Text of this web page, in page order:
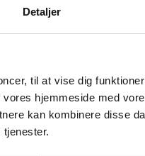
Detaljer
til at vise dig
hjemmeside med
kan kombinere disse